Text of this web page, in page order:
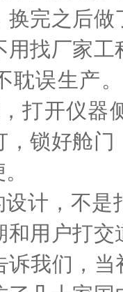
换完之后
用找厂家
耽误生产
打开仪器
，锁好舱
计，不是
和用户打
诉我们，